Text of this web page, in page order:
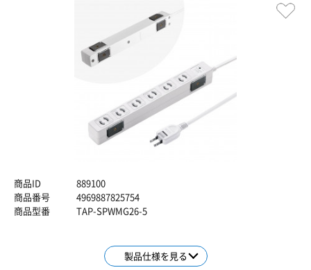
商品ID
889100
商品番号
4969887825754
商品型番
TAP-SPWMG26-5
製品仕様を見る